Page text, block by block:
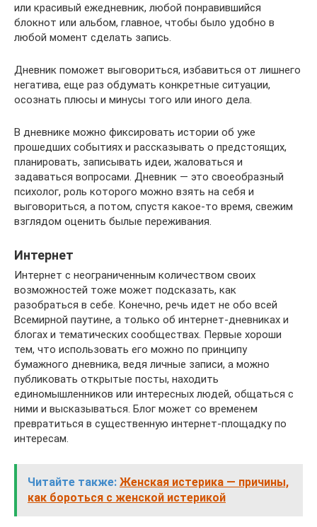
или красивый ежедневник, любой понравившийся
блокнот или альбом, главное, чтобы было удобно в
любой момент сделать запись.
Дневник поможет выговориться, избавиться от лишнего
негатива, еще раз обдумать конкретные ситуации,
осознать плюсы и минусы того или иного дела.
В дневнике можно фиксировать истории об уже
прошедших событиях и рассказывать о предстоящих,
планировать, записывать идеи, жаловаться и
задаваться вопросами. Дневник — это своеобразный
психолог, роль которого можно взять на себя и
выговориться, а потом, спустя какое-то время, свежим
взглядом оценить былые переживания.
Интернет
Интернет с неограниченным количеством своих
возможностей тоже может подсказать, как
разобраться в себе. Конечно, речь идет не обо всей
Всемирной паутине, а только об интернет-дневниках и
блогах и тематических сообществах. Первые хороши
тем, что использовать его можно по принципу
бумажного дневника, ведя личные записи, а можно
публиковать открытые посты, находить
единомышленников или интересных людей, общаться с
ними и высказываться. Блог может со временем
превратиться в существенную интернет-площадку по
интересам.
Читайте также: Женская истерика — причины,
как бороться с женской истерикой